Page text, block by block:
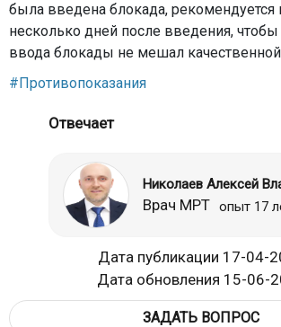
была введена блокада, рекомендуется
несколько дней после введения, чтобы
ввода блокады не мешал
#Противопоказания
Отвечает
Николаев Алексей
Врач МРТ опыт 17
Дата публикации 17-04-
Дата обновления 15-06-
ЗАДАТЬ ВОПРОС